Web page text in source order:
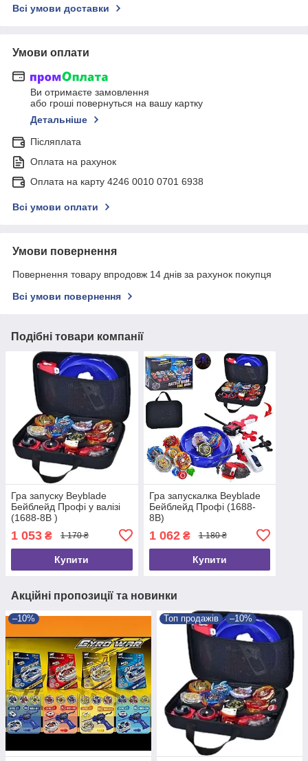
Всі умови доставки
Умови оплати
Ви отримаєте замовлення
або гроші повернуться на вашу картку
Детальніше
Післяплата
Оплата на рахунок
Оплата на карту 4246 0010 0701 6938
Всі умови оплати
Умови повернення
Повернення товару впродовж 14 днів за рахунок покупця
Всі умови повернення
Подібні товари компанії
Гра запуску Beyblade
Бейблейд Профі у валізі
(1688-8B )
1 053 ₴ 1 170 ₴
Купити
Гра запускалка Beyblade
Бейблейд Профі (1688-
8B)
1 062₴ 1 180 ₴
Купити
Акційні пропозиції та новинки
–10% Топ продажів –10%